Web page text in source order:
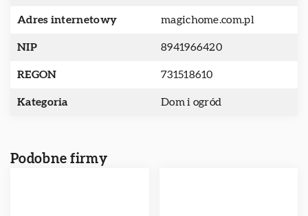
Adres internetowy magichome.com.pl
NIP 8941966420
REGON 731518610
Kategoria Dom i ogród
Podobne firmy